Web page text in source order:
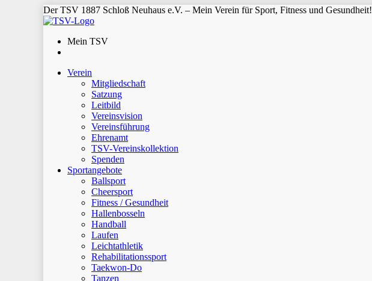
Der TSV 1887 Schloß Neuhaus e.V. – Mein Verein für Sport, Fitness und Gesundheit!
Mein TSV
Verein
Mitgliedschaft
Satzung
Leitbild
Vereinsvision
Vereinsführung
Ehrenamt
TSV-Vereinskollektion
Spenden
Sportangebote
Ballsport
Cheersport
Fitness / Gesundheit
Hallenbosseln
Handball
Laufen
Leichtathletik
Rehabilitationssport
Taekwon-Do
Tanzen